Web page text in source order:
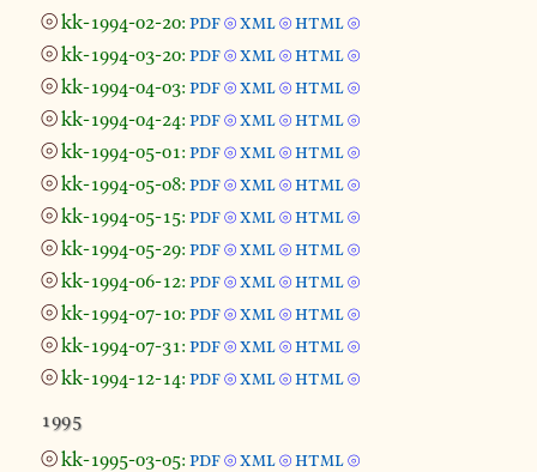
⦾kk-1994-02-20: pdf ⦾ xml ⦾ html ⦾
⦾kk-1994-03-20: pdf ⦾ xml ⦾ html ⦾
⦾kk-1994-04-03: pdf ⦾ xml ⦾ html ⦾
⦾kk-1994-04-24: pdf ⦾ xml ⦾ html ⦾
⦾kk-1994-05-01: pdf ⦾ xml ⦾ html ⦾
⦾kk-1994-05-08: pdf ⦾ xml ⦾ html ⦾
⦾kk-1994-05-15: pdf ⦾ xml ⦾ html ⦾
⦾kk-1994-05-29: pdf ⦾ xml ⦾ html ⦾
⦾kk-1994-06-12: pdf ⦾ xml ⦾ html ⦾
⦾kk-1994-07-10: pdf ⦾ xml ⦾ html ⦾
⦾kk-1994-07-31: pdf ⦾ xml ⦾ html ⦾
⦾kk-1994-12-14: pdf ⦾ xml ⦾ html ⦾
1995
⦾kk-1995-03-05: pdf ⦾ xml ⦾ html ⦾